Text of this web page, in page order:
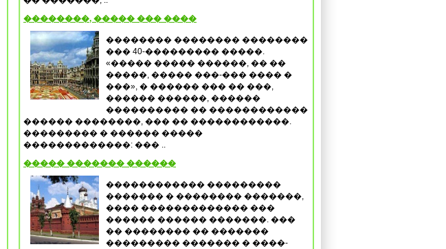
��������, ����� ��� ����
�������� �������� ��������
��� 40-��������� �����.
«����� ����� ������, �� ��
�����, ����� ���-��� ���� �
���», � ������ ��� �� ���,
������ ������, ������
���������� �� ������������
������ ��������, ��� �� ������������.
��������� � ������ �����
�������������: ��� ..
����� ������� ������
������������ ���������
������� � �������� �������,
���� ������������� ���
������ ������ �������. ���
�� �������� �� �������
��������� ������� � ����-